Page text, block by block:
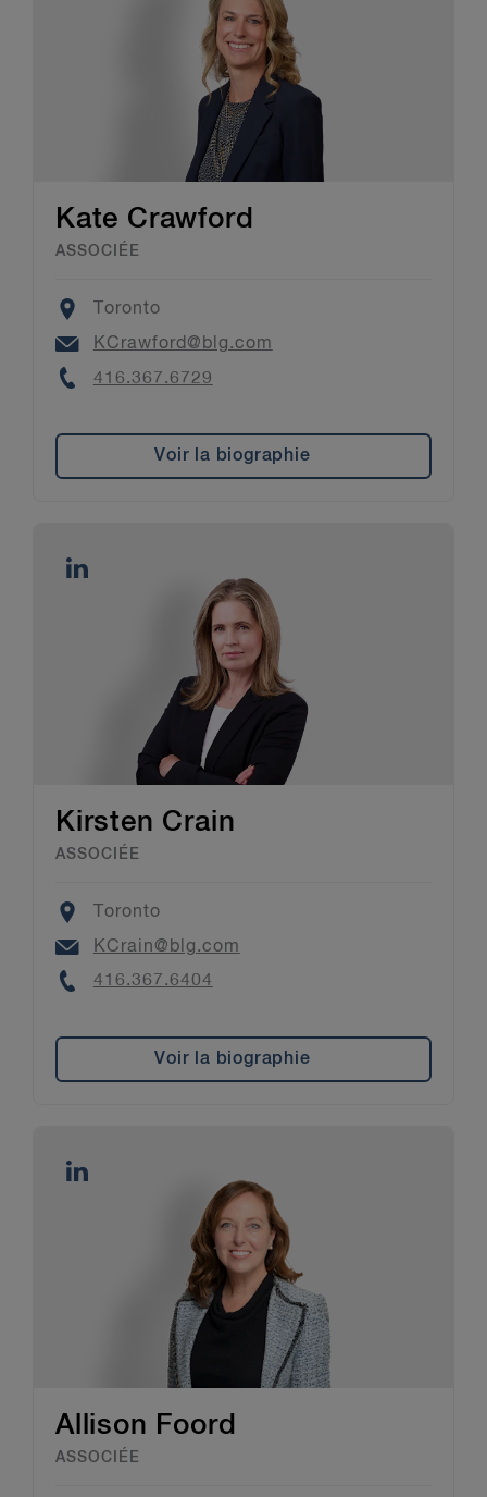
Kate Crawford
ASSOCIÉE
Location
Toronto
Email
KCrawford@blg.com
Phone
416.367.6729
Voir la biographie
Kirsten Crain
ASSOCIÉE
Location
Toronto
Email
KCrain@blg.com
Phone
416.367.6404
Voir la biographie
Allison Foord
ASSOCIÉE